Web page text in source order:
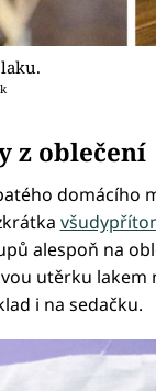
z oblečení
domácího
alespoň na
utěrku lakem
i na sedačku.